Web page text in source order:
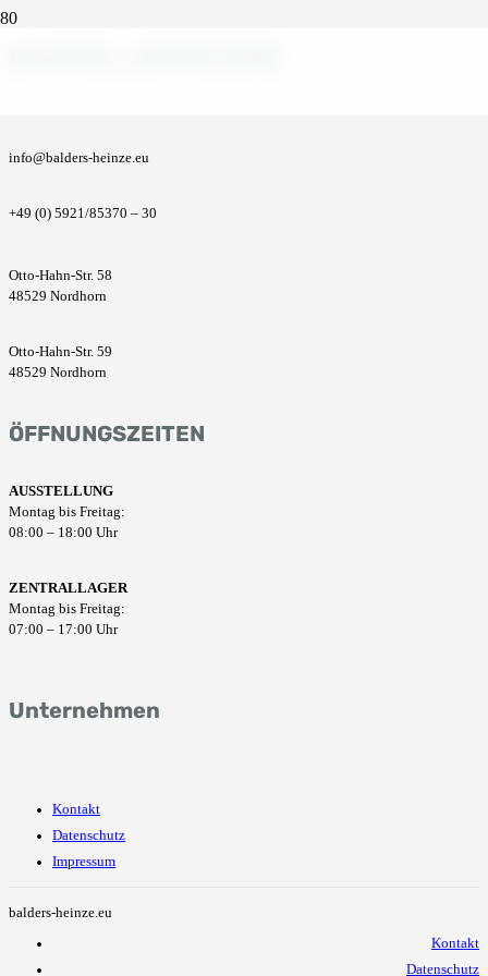
info@balders-heinze.eu
+49 (0) 5921/85370 – 30
Otto-Hahn-Str. 58
48529 Nordhorn
Otto-Hahn-Str. 59
48529 Nordhorn
ÖFFNUNGSZEITEN
AUSSTELLUNG
Montag bis Freitag:
08:00 – 18:00 Uhr
ZENTRALLAGER
Montag bis Freitag:
07:00 – 17:00 Uhr
Unternehmen
Kontakt
Datenschutz
Impressum
balders-heinze.eu
Kontakt
Datenschutz